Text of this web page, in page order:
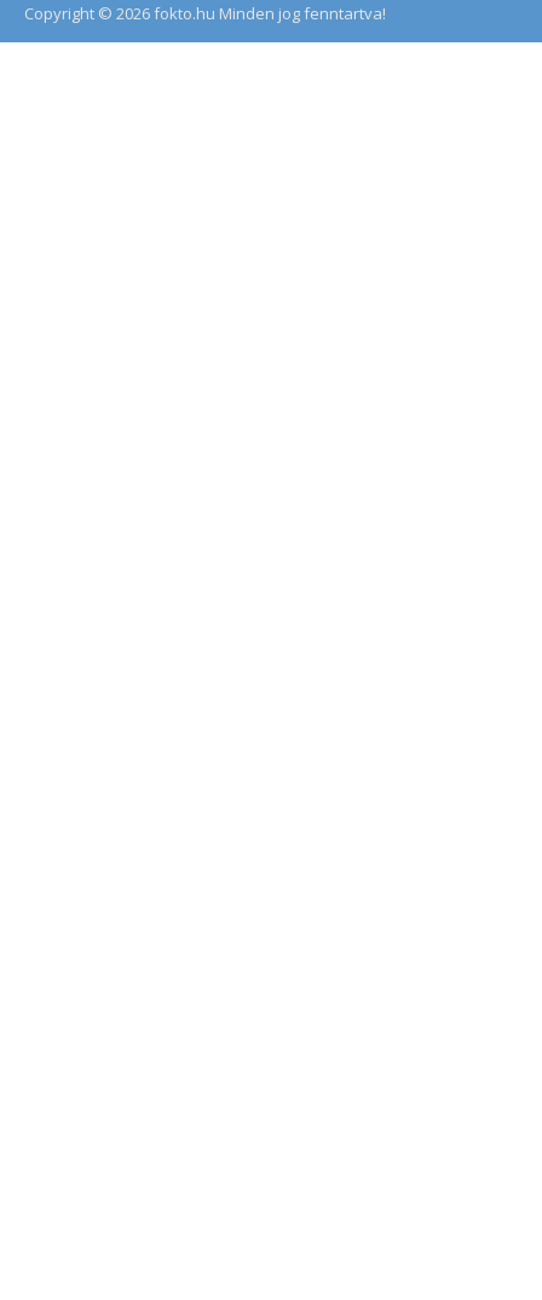
Copyright © 2026 fokto.hu Minden jog fenntartva!